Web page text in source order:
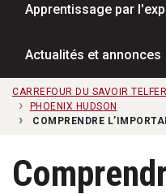
Apprentissage par
Actualités et annonces
CARREFOUR DU SAVOIR TELFER
PHOENIX HUDSON
COMPRENDRE